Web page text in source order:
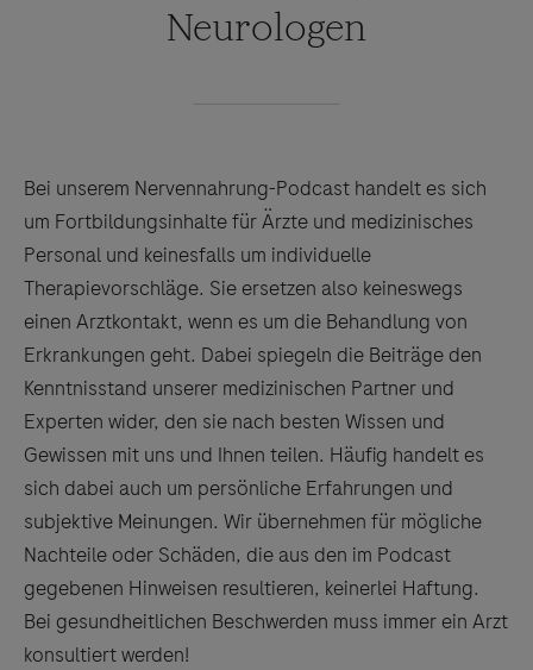
Neurologen
Bei unserem Nervennahrung-Podcast handelt es sich
um Fortbildungsinhalte für Ärzte und medizinisches
Personal und keinesfalls um individuelle
Therapievorschläge. Sie ersetzen also keineswegs
einen Arztkontakt, wenn es um die Behandlung von
Erkrankungen geht. Dabei spiegeln die Beiträge den
Kenntnisstand unserer medizinischen Partner und
Experten wider, den sie nach besten Wissen und
Gewissen mit uns und Ihnen teilen. Häufig handelt es
sich dabei auch um persönliche Erfahrungen und
subjektive Meinungen. Wir übernehmen für mögliche
Nachteile oder Schäden, die aus den im Podcast
gegebenen Hinweisen resultieren, keinerlei Haftung.
Bei gesundheitlichen Beschwerden muss immer ein Arzt
konsultiert werden!